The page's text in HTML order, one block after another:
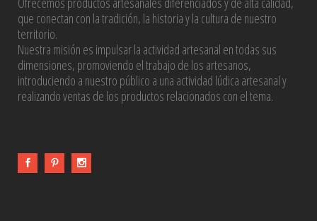
que conectan con la tradición, la historia y la cultura de nuestro
territorio.
Nuestra misión es impulsar la actividad artesanal en todas sus
dimensiones, promoviendo el trabajo de los artesanos,
introduciendo a nuestro público a una actividad lúdica artesanal y
realizando ventas de los productos relacionados con el tema.